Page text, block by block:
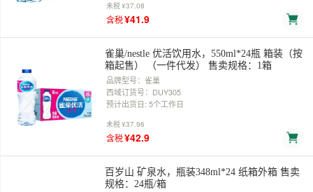
未税¥37.08
含税¥41.9
雀巢/nestle 优活饮用水，550ml*24瓶 箱装（按
箱起售） （一件代发） 售卖规格：1箱
品牌型号：雀巢
西域订货号：DUY305
预计出货日: 5个工作日
未税¥37.96
含税¥42.9
百岁山 矿泉水，瓶装348ml*24 纸箱外箱 售卖
规格：24瓶/箱